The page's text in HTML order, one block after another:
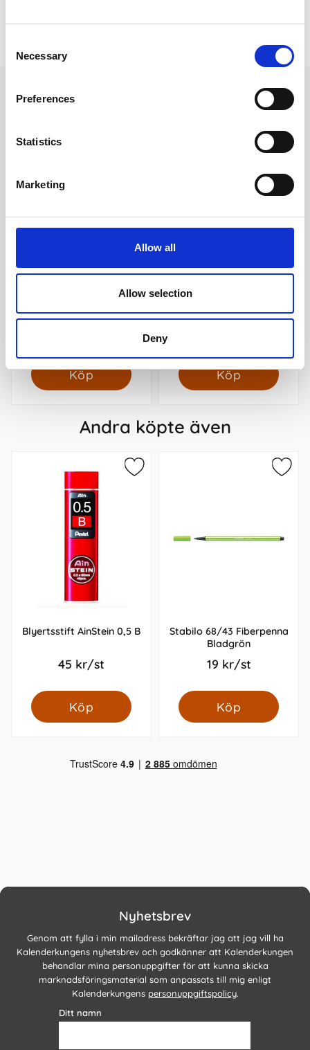
Selection
Necessary
Preferences
Statistics
Marketing
Allow all
Allow selection
Deny
Prishistorik
Lägsta pris senaste 30 dagarna är 22 kr (2026-08-08)
Andra tittade även på
Överstrykningspenna
Stabilo Boss Pastel Ljusblå
Köp
Kulpenna Frixion Clicker blå
Köp
Andra köpte även
Blyertsstift AinStein 0,5 B
45 kr/st
Köp
Stabilo 68/43 Fiberpenna
Bladgrön
19 kr/st
Köp
Nyhetsbrev
Genom att fylla i min mailadress bekräftar jag att jag vill ha
Kalenderkungens nyhetsbrev och godkänner att Kalenderkungen
behandlar mina personuppgifter för att kunna skicka
marknadsföringsmaterial som anpassats till mig enligt
Kalenderkungens personuppgiftspolicy.
Ditt namn